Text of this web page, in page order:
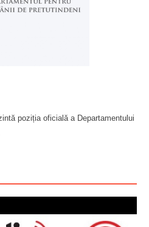
poziția oficială a Departamentului